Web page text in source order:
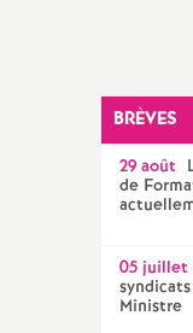
Groupe
élections
BRÈVES
29 août
de
05 juillet
Ministre